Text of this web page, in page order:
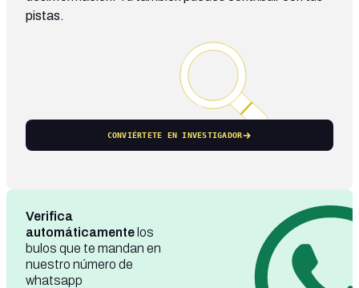
pistas.
CONVIÉRTETE EN INVESTIGADOR
Verifica
automáticamente los
bulos que te mandan en
nuestro número de
whatsapp